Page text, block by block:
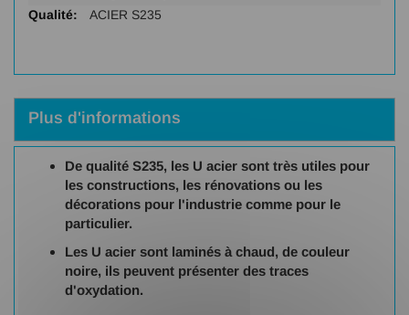
ACIER S235
Plus d'informations
De qualité S235, les U acier sont très utiles pour
les constructions, les rénovations ou les
décorations pour l'industrie comme pour le
particulier.
Les U acier sont laminés à chaud, de couleur
noire, ils peuvent présenter des traces
d'oxydation.